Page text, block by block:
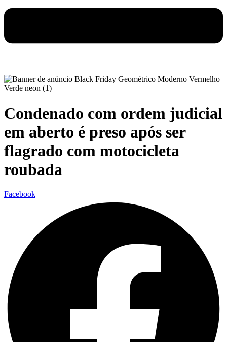
Condenado com ordem judicial
em aberto é preso após ser
flagrado com motocicleta
roubada
Facebook